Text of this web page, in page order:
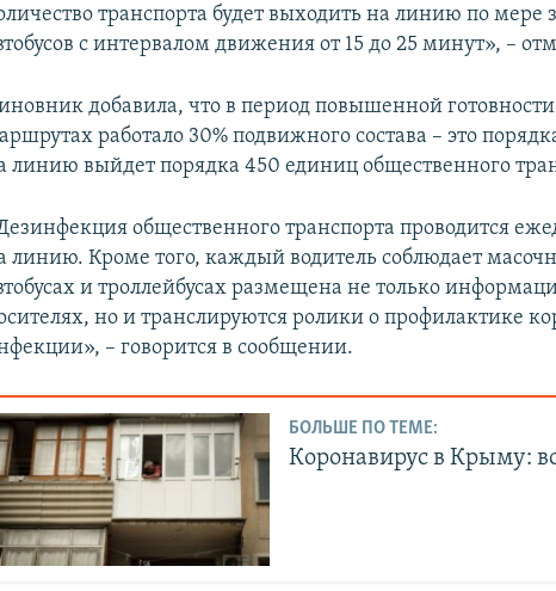
транспорта будет выходить на линию по мере
с интервалом движения от 15 до 25 минут», –
добавила, что в период повышенной
работало 30% подвижного состава – это
линию выйдет порядка 450 единиц общественного
общественного транспорта проводится
линию. Кроме того, каждый водитель соблюдает
и троллейбусах размещена не только
но и транслируются ролики о профилактике
– говорится в сообщении.
БОЛЬШЕ ПО ТЕМЕ:
Коронавирус в Крыму: